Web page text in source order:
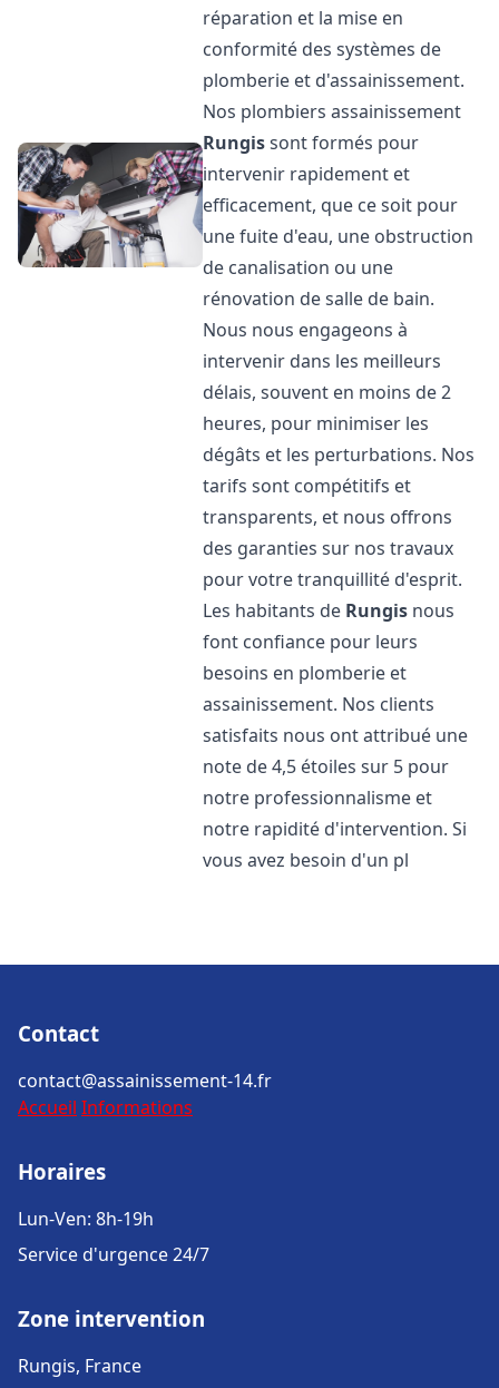
réparation et la mise en
conformité des systèmes de
plomberie et d'assainissement.
Nos plombiers assainissement
Rungissont formés pour
intervenir rapidement et
efficacement, que ce soit pour
une fuite d'eau, une obstruction
de canalisation ou une
rénovation de salle de bain.
Nous nous engageons à
intervenir dans les meilleurs
délais, souvent en moins de 2
heures, pour minimiser les
dégâts et les perturbations. Nos
tarifs sont compétitifs et
transparents, et nous offrons
des garanties sur nos travaux
pour votre tranquillité d'esprit.
Les habitants de Rungis nous
font confiance pour leurs
besoins en plomberie et
assainissement. Nos clients
satisfaits nous ont attribué une
note de 4,5 étoiles sur 5 pour
notre professionnalisme et
notre rapidité d'intervention. Si
vous avez besoin d'un pl
Contact
contact@assainissement-14.fr
Accueil Informations
Horaires
Lun-Ven: 8h-19h
Service d'urgence 24/7
Zone intervention
Rungis, France